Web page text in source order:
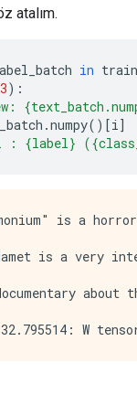
atalım.
in
3):
.numpy()[i]
: {label}
is a
is a very